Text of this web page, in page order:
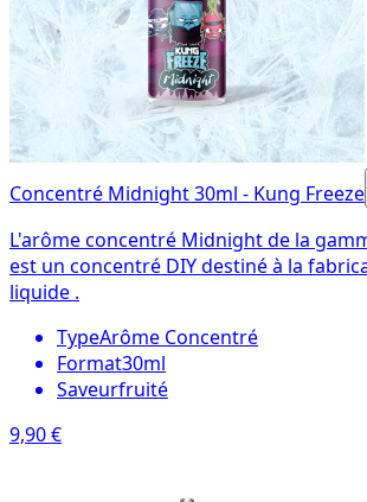
Concentré Midnight 30ml - Kung Freeze
L'arôme concentré Midnight de la
est un concentré DIY destiné à la
liquide .
TypeArôme Concentré
Format30ml
Saveurfruité
9,90 €